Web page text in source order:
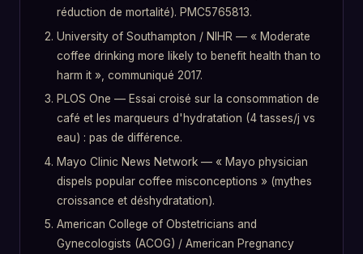
réduction de mortalité). PMC5765813.
University of Southampton / NIHR — « Moderate
coffee drinking more likely to benefit health than to
harm it », communiqué 2017.
PLOS One — Essai croisé sur la consommation de
café et les marqueurs d'hydratation (4 tasses/j vs
eau) : pas de différence.
Mayo Clinic News Network — « Mayo physician
dispels popular coffee misconceptions » (mythes
croissance et déshydratation).
American College of Obstetricians and
Gynecologists (ACOG) / American Pregnancy